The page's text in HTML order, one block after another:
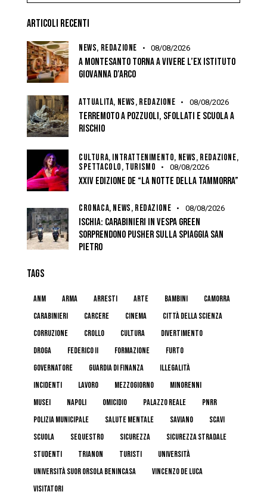
ARTICOLI RECENTI
NEWS, REDAZIONE 08/08/2026
A MONTESANTO TORNA A VIVERE L’EX ISTITUTO
GIOVANNA D’ARCO
ATTUALITÀ, NEWS, REDAZIONE 08/08/2026
TERREMOTO A POZZUOLI, SFOLLATI E SCUOLA A
RISCHIO
CULTURA, INTRATTENIMENTO, NEWS, REDAZIONE,
SPETTACOLO, TURISMO 08/08/2026
XXIV EDIZIONE DE “LA NOTTE DELLA TAMMORRA”
CRONACA, NEWS, REDAZIONE 08/08/2026
ISCHIA: CARABINIERI IN VESPA GREEN
SORPRENDONO PUSHER SULLA SPIAGGIA SAN
PIETRO
TAGS
anm arma arresti arte bambini
camorra
carabinieri
carcere cinema
Città della Scienza
corruzione
crollo cultura
divertimento
droga
federico II formazione
furto
governatore
guardia di finanza
illegalità
incidenti
lavoro mezzogiorno
minorenni
musei
napoli omicidio palazzo reale
pnrr
polizia municipale
salute mentale Saviano
scavi
scuola
sequestro sicurezza
sicurezza stradale
studenti
trianon turisti
università
Università Suor Orsola Benincasa
Vincenzo De Luca
visitatori